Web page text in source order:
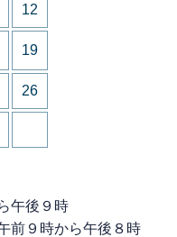
12
19
26
午後９時
前９時から午後８時